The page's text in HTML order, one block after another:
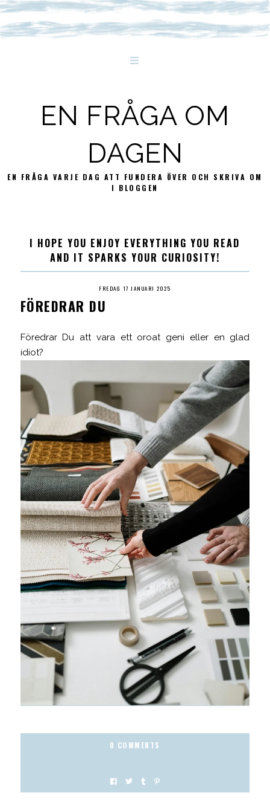
EN FRÅGA OM
DAGEN
EN FRÅGA VARJE DAG ATT FUNDERA ÖVER OCH SKRIVA OM
I BLOGGEN
I HOPE YOU ENJOY EVERYTHING YOU READ
AND IT SPARKS YOUR CURIOSITY!
FREDAG 17 JANUARI 2025
FÖREDRAR DU
Föredrar Du att vara ett oroat geni eller en glad
idiot?
0 COMMENTS